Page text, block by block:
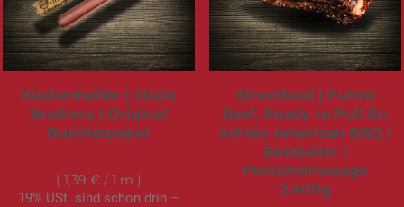
Küchenhelfer | Sizzle
Brothers | Original
Butcherpaper
1,39 € / 1 m
19% USt. sind schon drin –
Streetfood | Pulled
Beef. Ready to Pull für
echtes American BBQ |
Bestseller |
Fleischeinwaage
2.400g